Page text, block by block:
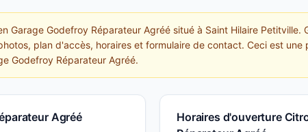
Garage Godefroy Réparateur Agréé situé à Saint Hilaire
plan d'accès, horaires et formulaire de contact. Ceci est
Godefroy Réparateur Agréé.
Agréé
Horaires d'ouverture